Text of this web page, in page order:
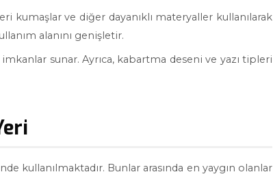
kumaşlar ve diğer dayanıklı materyaller kullanılarak
alanını genişletir.
sunar. Ayrıca, kabartma deseni ve yazı tipleri
kullanılmaktadır. Bunlar arasında en yaygın olanlar